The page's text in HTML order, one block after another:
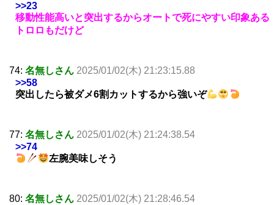
>>23
移動性能高いと突出するからオートで死にやすい印象ある
トロロもだけど
74: 名無しさん 2025/01/02(木) 21:23:15.88
>>58
突出したら被ダメ6割カットするから強いぞ
77: 名無しさん 2025/01/02(木) 21:24:38.54
>>74
左腕美味しそう
80: 名無しさん 2025/01/02(木) 21:28:46.54